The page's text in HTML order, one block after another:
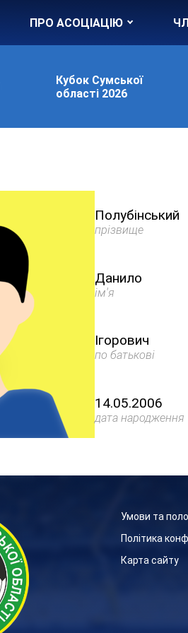
ПРО АСОЦІАЦІЮ
Кубок Сумської
області 2026
Полубінський
прізвище
Данило
ім'я
Ігорович
по батькові
14.05.2006
дата народження
Умови та
Політика
Карта сайту